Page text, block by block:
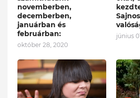
novemberben,
decemberben,
januárban és
februárban:
október 28, 2020
június